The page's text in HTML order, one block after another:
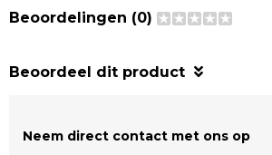
Beoordelingen (0)
Beoordeel dit product
Neem direct contact met ons op